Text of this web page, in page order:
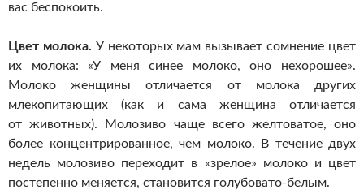
вас беспокоить.
Цвет молока. У некоторых мам вызывает сомнение цвет
их молока: «У меня синее молоко, оно нехорошее».
Молоко женщины отличается от молока других
млекопитающих (как и сама женщина отличается
от животных). Молозиво чаще всего желтоватое, оно
более концентрированное, чем молоко. В течение двух
недель молозиво переходит в «зрелое» молоко и цвет
постепенно меняется, становится голубовато-белым.